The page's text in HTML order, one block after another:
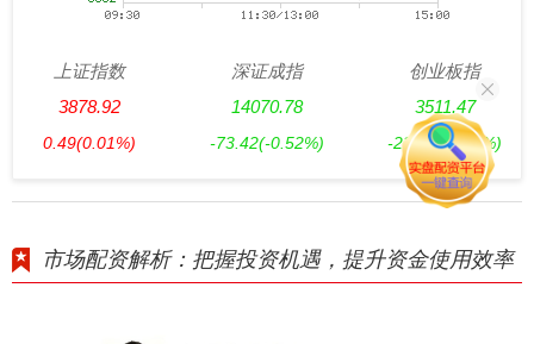
上证指数
3878.92
0.49(0.01%)
深证成指
14070.78
-73.42(-0.52%)
创业板指
3511.47
-23.67(-0.67%)
市场配资解析：把握投资机遇，提升资金使用效率